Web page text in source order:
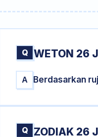
Q WETON 26
A Berdasarkan
Q ZODIAK 26